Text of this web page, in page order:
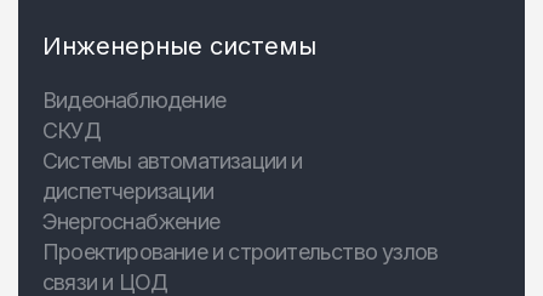
Инженерные системы
Видеонаблюдение
СКУД
Системы автоматизации и
диспетчеризации
Энергоснабжение
Проектирование и строительство узлов
связи и ЦОД